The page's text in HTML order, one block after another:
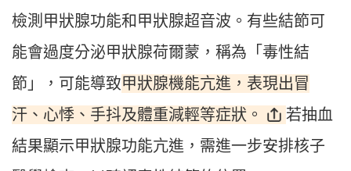
檢測甲狀腺功能和甲狀腺超音波。有些結節可
能會過度分泌甲狀腺荷爾蒙，稱為「毒性結
節」，可能導致甲狀腺機能亢進，表現出冒
汗、心悸、手抖及體重減輕等症狀。
若抽血
結果顯示甲狀腺功能亢進，需進一步安排核子